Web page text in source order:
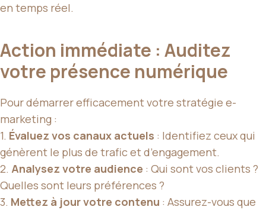
en temps réel.
Action immédiate : Auditez
votre présence numérique
Pour démarrer efficacement votre stratégie e-
marketing :
1. Évaluez vos canaux actuels : Identifiez ceux qui
génèrent le plus de trafic et d’engagement.
2. Analysez votre audience : Qui sont vos clients ?
Quelles sont leurs préférences ?
3. Mettez à jour votre contenu : Assurez-vous que